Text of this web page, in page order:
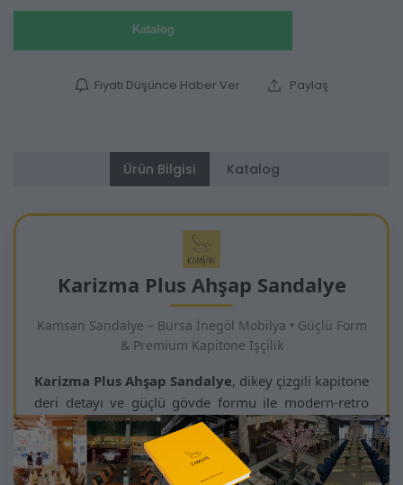
Katalog
Fiyatı Düşünce Haber Ver Paylaş
Ürün Bilgisi Katalog
Karizma Plus Ahşap Sandalye
Kamsan Sandalye – Bursa İnegöl Mobilya • Güçlü Form
& Premium Kapitone İşçilik
Karizma Plus Ahşap Sandalye, dikey çizgili kapitone
deri detayı ve güçlü gövde formu ile modern-retro
stilin en etkileyici örneklerinden biridir. Masif ahşap
yapısı dayanıklılığı artırırken, el işçiliği döşeme
sandalyeye prestijli bir görünüm kazandırır.